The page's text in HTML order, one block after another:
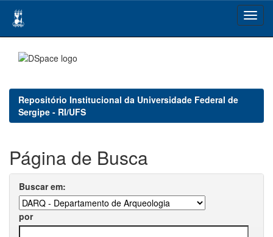
navigation
Repositório Institucional da Universidade Federal de
Sergipe - RI/UFS
Página de Busca
Buscar em:
por